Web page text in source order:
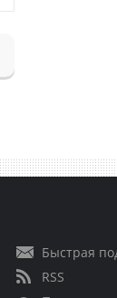
Быстрая
RSS